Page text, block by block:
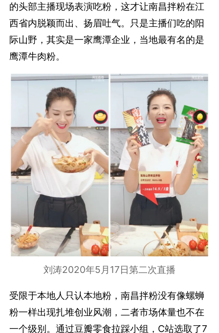
的头部主播现场表演吃粉，这才让南昌拌粉在江
西省内脱颖而出、扬眉吐气。只是主播们吃的阳
际山野，其实是一家鹰潭企业，当地最有名的是
鹰潭牛肉粉。
刘涛2020年5月17日第二次直播
受限于本地人只认本地粉，南昌拌粉没有像螺蛳
粉一样出现扎堆创业风潮，二者市场体量也不在
一个级别。通过豆瓣零食拉踩小组，C站选取了7